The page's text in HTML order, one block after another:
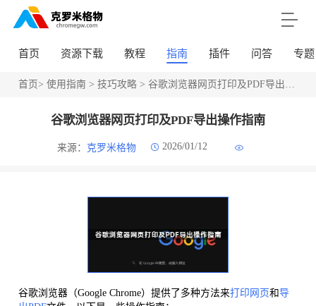
首页 资源下载 教程 指南 插件 问答 专题
首页> 使用指南 > 技巧攻略> 谷歌浏览器网页打印及PDF导出操作指南
谷歌浏览器网页打印及PDF导出操作指南
来源： 克罗米格物 2026/01/12
谷歌浏览器（Google Chrome）提供了多种方法来打印网页和导